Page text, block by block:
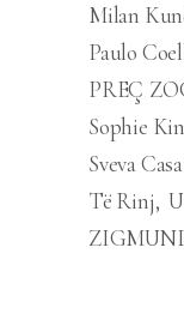
Milan
Paulo
PREÇ
Sophie
Sveva
Të Rinj